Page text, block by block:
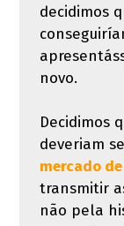
decidimos
novo.
Decidimos
deveriam
mercado
transmitir
não pela